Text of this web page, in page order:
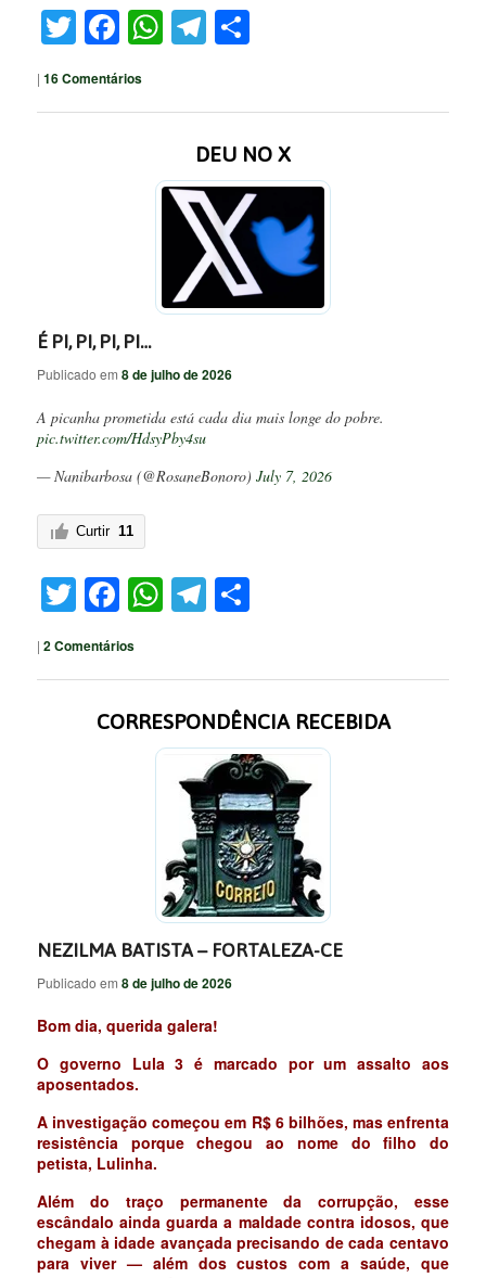
Twitter
Facebook
WhatsApp
Telegram
|16Comentários
DEU NO X
É PI, PI, PI, PI…
Publicado em8 de julho de 2026
A picanha prometida está cada dia mais longe do pobre.
pic.twitter.com/HdsyPby4su
— Nanibarbosa (@RosaneBonoro)July 7, 2026
Curtir 11
Twitter
Facebook
WhatsApp
Telegram
|2Comentários
CORRESPONDÊNCIA RECEBIDA
NEZILMA BATISTA – FORTALEZA-CE
Publicado em8 de julho de 2026
Bom dia, querida galera!
O governo Lula 3 é marcado por um assalto aos
aposentados.
A investigação começou em R$ 6 bilhões, mas enfrenta
resistência porque chegou ao nome do filho do
petista, Lulinha.
Além do traço permanente da corrupção, esse
escândalo ainda guarda a maldade contra idosos, que
chegam à idade avançada precisando de cada centavo
para viver — além dos custos com a saúde, que